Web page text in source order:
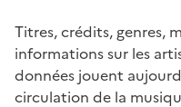
Titres, crédits, genres,
informations sur les
données jouent
circulation de la